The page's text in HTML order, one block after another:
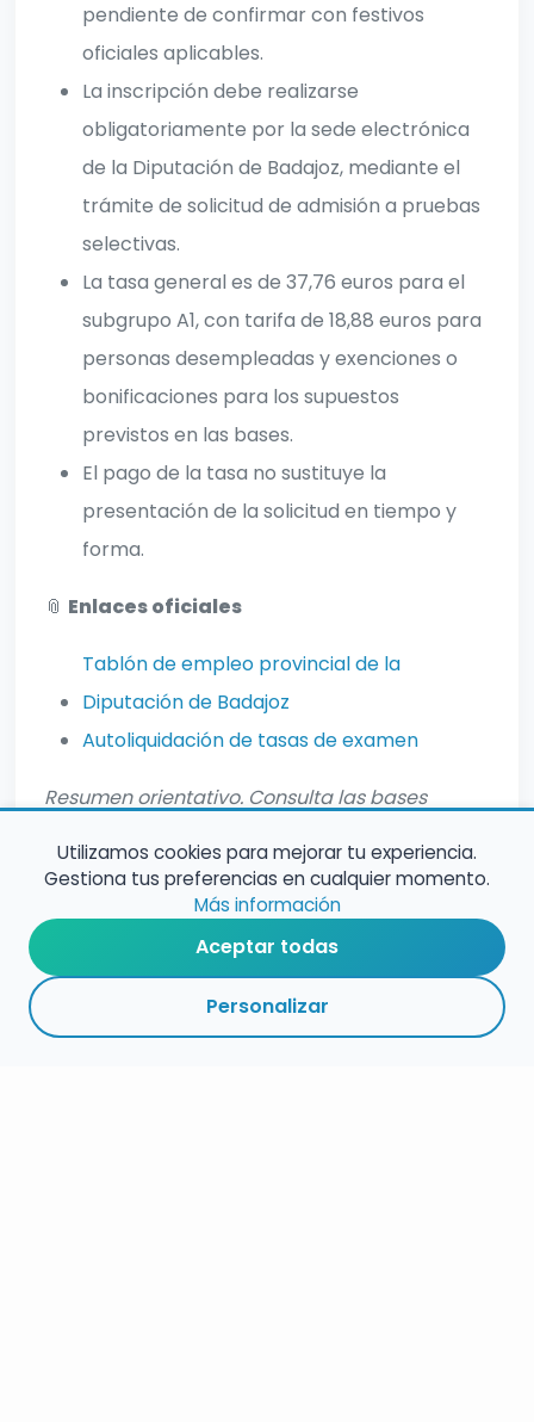
pendiente de confirmar con festivos
oficiales aplicables.
La inscripción debe realizarse
obligatoriamente por la sede electrónica
de la Diputación de Badajoz, mediante el
trámite de solicitud de admisión a pruebas
selectivas.
La tasa general es de 37,76 euros para el
subgrupo A1, con tarifa de 18,88 euros para
personas desempleadas y exenciones o
bonificaciones para los supuestos
previstos en las bases.
El pago de la tasa no sustituye la
presentación de la solicitud en tiempo y
forma.
📎 Enlaces oficiales
Tablón de empleo provincial de la
Diputación de Badajoz
Autoliquidación de tasas de examen
Resumen orientativo. Consulta las bases
RESUMEN PLAZOS ESPECIALIDAD ENLACES SEGUIR
Utilizamos cookies para mejorar tu experiencia.
Gestiona tus preferencias en cualquier momento.
Más información
Aceptar todas
Personalizar